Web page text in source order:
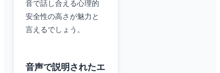
音で話し合える心理的
安全性の高さが魅力と
言えるでしょう。
音声で説明されたエ